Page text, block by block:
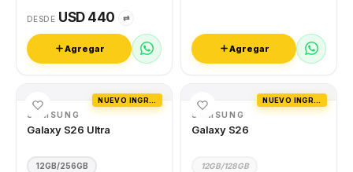
DESDE USD 440 ⇄
Agregar Agregar
SAMSUNG
Galaxy S26 Ultra
12GB/256GB
SAMSUNG
Galaxy S26
12GB/128GB